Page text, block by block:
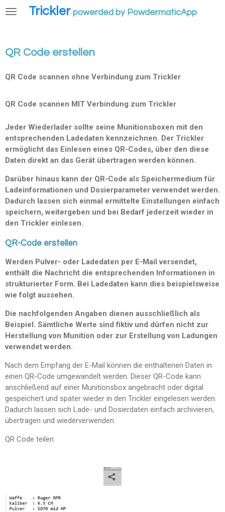
Zum
Trickler powerded by PowdermaticApp
QR Code erstellen
QR Code scannen ohne Verbindung zum Trickler
QR Code scannen MIT Verbindung zum Trickler
Jeder Wiederlader sollte seine Munitionsboxen mit den
entsprechenden Ladedaten kennzeichnen. Der Trickler
ermöglicht das Einlesen eines QR-Codes, über den diese
Daten direkt an das Gerät übertragen werden können.
Darüber hinaus kann der QR-Code als Speichermedium für
Ladeinformationen und Dosierparameter verwendet werden.
Dadurch lassen sich einmal ermittelte Einstellungen einfach
speichern, weitergeben und bei Bedarf jederzeit wieder in
den Trickler einlesen.
QR-Code erstellen
Werden Pulver- oder Ladedaten per E-Mail versendet,
enthält die Nachricht die entsprechenden Informationen in
strukturierter Form. Bei Ladedaten kann dies beispielsweise
wie folgt aussehen.
Die nachfolgenden Angaben dienen ausschließlich als
Beispiel. Sämtliche Werte sind fiktiv und dürfen nicht zur
Herstellung von Munition oder zur Erstellung von Ladungen
verwendet werden.
Nach dem Empfang der E-Mail können die enthaltenen Daten in
einen QR-Code umgewandelt werden. Dieser QR-Code kann
anschließend auf einer Munitionsbox angebracht oder digital
gespeichert und später wieder in den Trickler eingelesen werden.
Dadurch lassen sich Lade- und Dosierdaten einfach archivieren,
übertragen und wiederverwenden.
QR Code teilen